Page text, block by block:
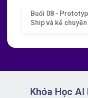
Buổi 08 -
Ship và kể chuyện
Khóa Học